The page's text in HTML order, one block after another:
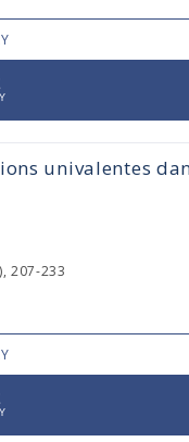
univalentes
207-233